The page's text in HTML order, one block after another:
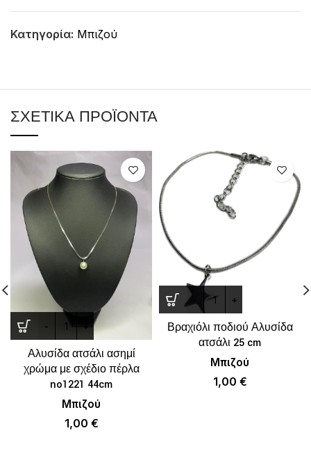
Κατηγορία: Μπιζού
ΣΧΕΤΙΚΆ ΠΡΟΪΌΝΤΑ
Αλυσίδα ατσάλι ασημί
χρώμα με σχέδιο πέρλα
no1221 44cm
Μπιζού
1,00 €
Βραχιόλι ποδιού Αλυσίδα
ατσάλι 25 cm
Μπιζού
1,00 €